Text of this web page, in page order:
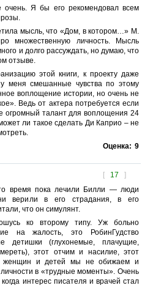
Я бы его рекомендовал всем
мысль, что «Дом, в котором…» М.
множественную личность. Мысль
и долго рассуждать, но думаю, что
отзыве.
этой книги, к проекту даже
меня смешанные чувства по этому
воплощение истории, но очень не
Ведь от актера потребуется если
огромный талант для воплощения 24
ли такое сделать Ди Каприо – не
Оценка: 9
[ 17 ]
время пока лечили Билли — люди
верили в его страдания, в его
что он симулянт.
ко второму типу. Уж больно
на жалость, это РобинГудство
детишки (глухонемые, плачущие,
этот отчим и насилие, этот
женщин и детей мы не обижаем и
в «трудные моменты». Очень
интерес писателя и врачей стал